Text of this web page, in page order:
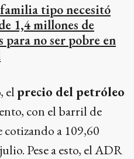
tipo necesitó
1,4 millones de
para no ser pobre en
el precio del petróleo
con el barril de
a 109,60
Pese a esto, el ADR